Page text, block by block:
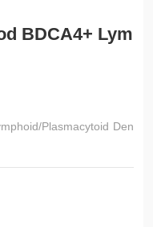
BDCA4+ Lym
Plasmacytoid Den
Dendritic cells have bee